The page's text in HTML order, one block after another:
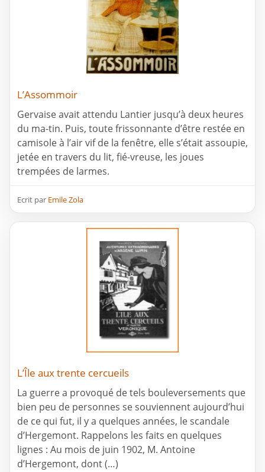
L’Assommoir
Gervaise avait attendu Lantier jusqu’à deux heures
du ma-tin. Puis, toute frissonnante d’être restée en
camisole à l’air vif de la fenêtre, elle s’était assoupie,
jetée en travers du lit, fié-vreuse, les joues
trempées de larmes.
Ecrit par Emile Zola
L’Île aux trente cercueils
La guerre a provoqué de tels bouleversements que
bien peu de personnes se souviennent aujourd’hui
de ce qui fut, il y a quelques années, le scandale
d’Hergemont. Rappelons les faits en quelques
lignes : Au mois de juin 1902, M. Antoine
d’Hergemont, dont (…)